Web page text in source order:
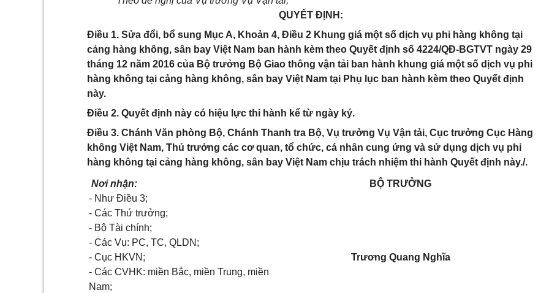
QUYẾT ĐỊNH:
Điều 1. Sửa đổi, bổ sung Mục A, Khoản 4, Điều 2 Khung giá một số dịch vụ phi hàng không tại
cảng hàng không, sân bay Việt Nam ban hành kèm theo Quyết định số 4224/QĐ-BGTVT ngày 29
tháng 12 năm 2016 của Bộ trưởng Bộ Giao thông vận tải ban hành khung giá một số dịch vụ phi
hàng không tại cảng hàng không, sân bay Việt Nam tại Phụ lục ban hành kèm theo Quyết định
này.
Điều 2. Quyết định này có hiệu lực thi hành kể từ ngày ký.
Điều 3. Chánh Văn phòng Bộ, Chánh Thanh tra Bộ, Vụ trưởng Vụ Vận tải, Cục trưởng Cục Hàng
không Việt Nam, Thủ trưởng các cơ quan, tổ chức, cá nhân cung ứng và sử dụng dịch vụ phi
hàng không tại cảng hàng không, sân bay Việt Nam chịu trách nhiệm thi hành Quyết định này./.
Nơi nhận:
- Như Điều 3;
- Các Thứ trưởng;
- Bộ Tài chính;
- Các Vụ: PC, TC, QLDN;
- Cục HKVN;
- Các CVHK: miền Bắc, miền Trung, miền
Nam;
BỘ TRƯỞNG
Trương Quang Nghĩa